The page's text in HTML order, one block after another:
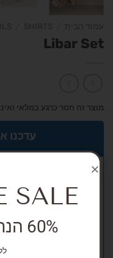
Libar Set
מוצר זה חסר כרגע במלאי
עדכנו
SALE
60% הנחה על כל האתר